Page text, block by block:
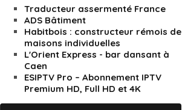
Traducteur assermenté France
ADS Bâtiment
Habitbois : constructeur rémois de
maisons individuelles
L'Orient Express - bar dansant à
Caen
ESIPTV Pro – Abonnement IPTV
Premium HD, Full HD et 4K